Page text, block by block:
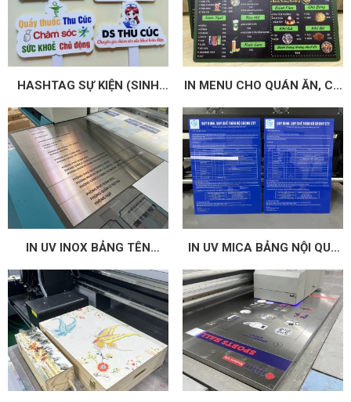
HASHTAG SỰ KIỆN (SINH
NHẬT, CƯỚI HỎI, TEAM
BUILDING...)
IN MENU CHO QUÁN ĂN, CÀ
PHÊ, TRÀ SỮA
IN UV INOX BẢNG TÊN
PHÒNG BAN
IN UV MICA BẢNG NỘI QUY
CÔNG TY